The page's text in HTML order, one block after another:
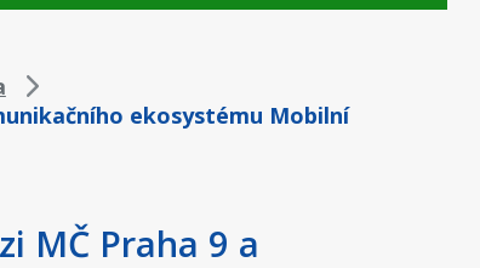
ekosystému Mobilní
MČ Praha 9 a